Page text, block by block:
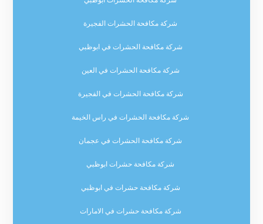
شركة مكافحة الحشرات الفجيرة
شركة مكافحة الحشرات في ابوظبي
شركة مكافحة الحشرات في العين
شركة مكافحة الحشرات في الفجيرة
شركة مكافحة الحشرات في راس الخيمة
شركة مكافحة الحشرات في عجمان
شركة مكافحة حشرات ابوظبي
شركة مكافحة حشرات في ابوظبي
شركة مكافحة حشرات في الامارات